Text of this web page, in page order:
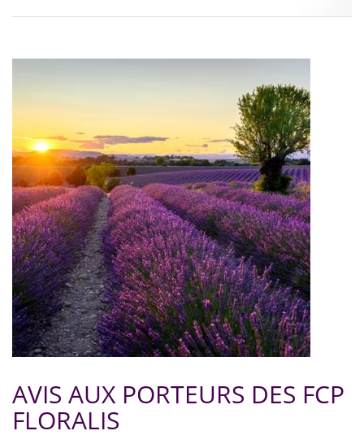
AVIS AUX PORTEURS DES FCP
FLORALIS